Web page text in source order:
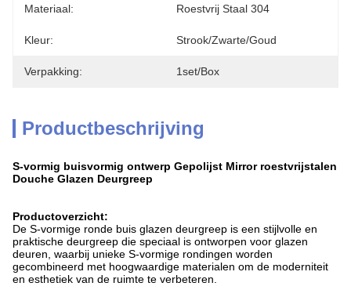
Materiaal: Roestvrij Staal 304
Kleur: Strook/zwarte/goud
Verpakking: 1set/box
Productbeschrijving
S-vormig buisvormig ontwerp Gepolijst Mirror roestvrijstalen
Douche Glazen Deurgreep
Productoverzicht:
De S-vormige ronde buis glazen deurgreep is een stijlvolle en
praktische deurgreep die speciaal is ontworpen voor glazen
deuren, waarbij unieke S-vormige rondingen worden
gecombineerd met hoogwaardige materialen om de moderniteit
en esthetiek van de ruimte te verbeteren.